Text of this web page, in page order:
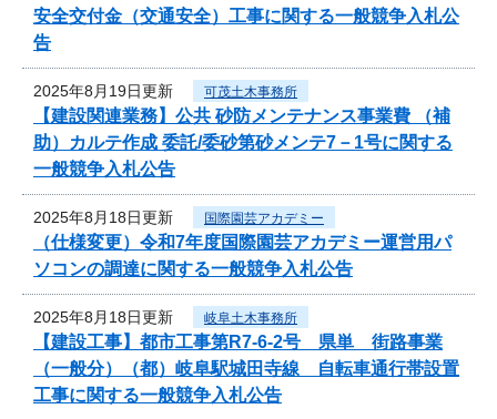
安全交付金（交通安全）工事に関する一般競争入札公
告
2025年8月19日更新 可茂土木事務所
【建設関連業務】公共 砂防メンテナンス事業費 （補
助）カルテ作成 委託/委砂第砂メンテ7－1号に関する
一般競争入札公告
2025年8月18日更新 国際園芸アカデミー
（仕様変更）令和7年度国際園芸アカデミー運営用パ
ソコンの調達に関する一般競争入札公告
2025年8月18日更新 岐阜土木事務所
【建設工事】都市工事第R7-6-2号 県単 街路事業
（一般分）（都）岐阜駅城田寺線 自転車通行帯設置
工事に関する一般競争入札公告